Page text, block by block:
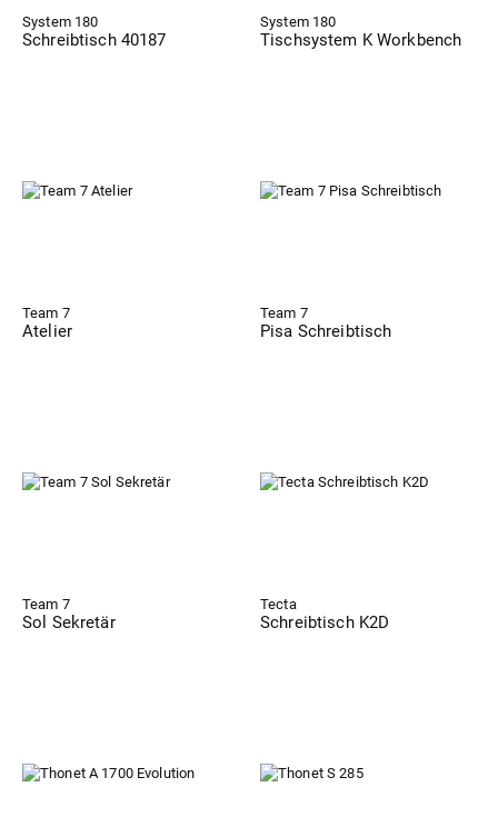
System 180
Schreibtisch 40187
System 180
Tischsystem K Workbench
Team 7
Atelier
Team 7
Pisa Schreibtisch
Team 7
Sol Sekretär
Tecta
Schreibtisch K2D